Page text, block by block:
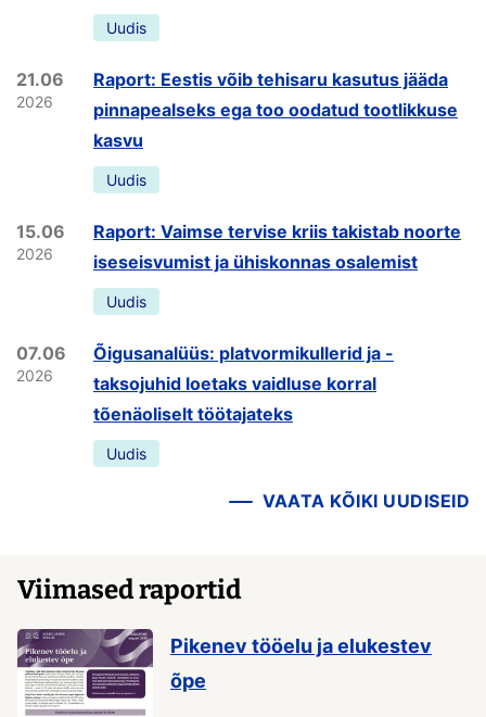
Uudis
21.06
2026
Raport: Eestis võib tehisaru kasutus jääda
pinnapealseks ega too oodatud tootlikkuse
kasvu
Uudis
15.06
2026
Raport: Vaimse tervise kriis takistab noorte
iseseisvumist ja ühiskonnas osalemist
Uudis
07.06
2026
Õigusanalüüs: platvormikullerid ja -
taksojuhid loetaks vaidluse korral
tõenäoliselt töötajateks
Uudis
VAATA KÕIKI UUDISEID
Viimased raportid
Pikenev tööelu ja elukestev
õpe